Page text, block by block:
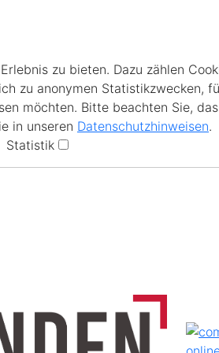
zu bieten. Dazu zählen
zu anonymen
möchten. Bitte beachten Sie,
in unseren Datenschutzhinweisen.
Statistik